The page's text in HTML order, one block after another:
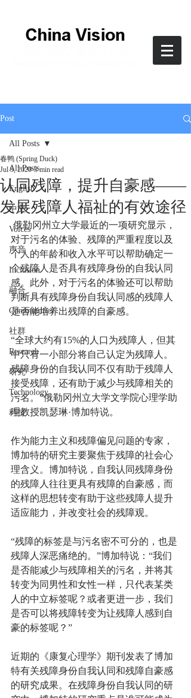
Post
All Posts
English
中文
Voices
声音
Inclusion
融合
Communities
社群
Research
研究
Technology
科技
All Posts
认同残障，提升自豪感——
发展残障人福祉的有效途径
春鸭 (Spring Duck)
Jul 9, 2020 3 min read
俄勒冈州立大学最近的一项研究显示，
对于污名的体验、残障的严重程度以及
个人的年龄和收入水平可以帮助确定一
个残障人是否具有残障身份的自我认同
感。此外，对于污名的体验还可以帮助
判断具有残障身份自我认同感的残障人
是否能培养出残障的自豪感。
“全球大约有15%的人口为残障人，但其
中只有一小部分将自己认定为残障人。
残障身份的自我认同不仅有助于残障人
接受残障，还有助于减少与残障相关的
污名。”俄勒冈州立大学文学院心理学助
理教授凯瑟琳·博加特说。
作为能力主义和残障偏见问题的专家，
博加特的研究主要聚焦于残障的社会心
理含义。博加特说，自我认同残障身份
的残障人往往更具有残障的自豪感，而
这样的思想转变有助于这些残障人提升
适应能力，并改变社会的残障观。
“残障的标签是与污名密不可分的，也是
残障人深恶痛绝的。”博加特说：“我们
是否能减少与残障相关的污名，并将其
转变为同男性和女性一样，只代表某类
人的中立标签呢？或者更进一步，我们
是否可以将残障转变为让残障人感到自
豪的标签呢？”
近期的《康复心理学》期刊发表了博加
特有关残障身份自我认同和残障自豪感
的研究成果。在残障身份自我认同的研